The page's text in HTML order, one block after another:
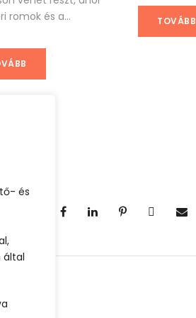
és
által
romok és a...
TOVÁBB